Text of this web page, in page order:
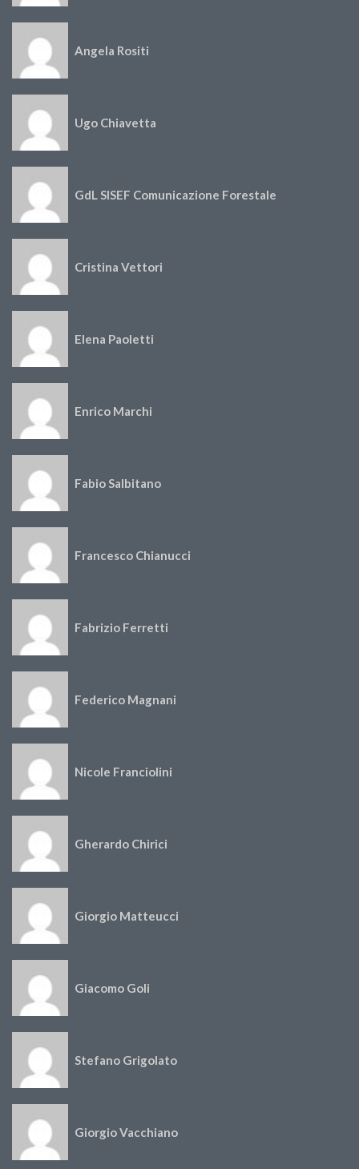
Angela Rositi
Ugo Chiavetta
GdL SISEF Comunicazione Forestale
Cristina Vettori
Elena Paoletti
Enrico Marchi
Fabio Salbitano
Francesco Chianucci
Fabrizio Ferretti
Federico Magnani
Nicole Franciolini
Gherardo Chirici
Giorgio Matteucci
Giacomo Goli
Stefano Grigolato
Giorgio Vacchiano